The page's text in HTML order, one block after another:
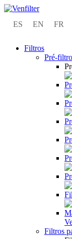
ES EN FR
Filtros
Pré-
Filtros